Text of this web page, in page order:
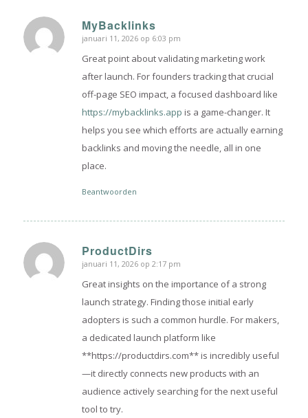
MyBacklinks
zegt:
januari 11, 2026 op 6:03 pm
Great point about validating marketing work
after launch. For founders tracking that crucial
off-page SEO impact, a focused dashboard like
https://mybacklinks.app is a game-changer. It
helps you see which efforts are actually earning
backlinks and moving the needle, all in one
place.
Beantwoorden
ProductDirs
zegt:
januari 11, 2026 op 2:17 pm
Great insights on the importance of a strong
launch strategy. Finding those initial early
adopters is such a common hurdle. For makers,
a dedicated launch platform like
**https://productdirs.com** is incredibly useful
—it directly connects new products with an
audience actively searching for the next useful
tool to try.